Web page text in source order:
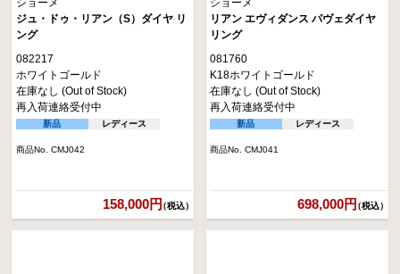
ショーメ
ジュ・ドゥ・リアン（S）ダイヤ リ
ング
082217
ホワイトゴールド
在庫なし (Out of Stock)
再入荷連絡受付中
新品 レディース
商品No. CMJ042
158,000円（税込）
ショーメ
リアン エヴィダンス パヴェダイヤ
リング
081760
K18ホワイトゴールド
在庫なし (Out of Stock)
再入荷連絡受付中
新品 レディース
商品No. CMJ041
698,000円（税込）